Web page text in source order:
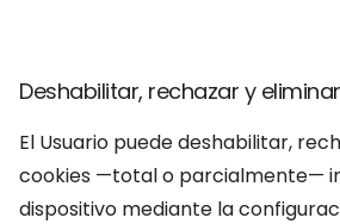
Deshabilitar, rechazar y
El Usuario puede deshabilitar,
cookies —total o parcialmente—
dispositivo mediante la